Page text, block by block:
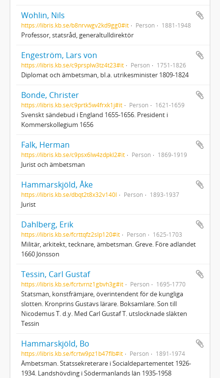
Wohlin, Nils
https://libris.kb.se/b8nrvwgv2kd9gg0#it Person 1881-1948
Professor, statsråd, generaltulldirektör
Engeström, Lars von
https://libris.kb.se/c9prsplw3tz4t23#it Person 1751-1826
Diplomat och ämbetsman, bl.a. utrikesminister 1809-1824
Bonde, Christer
https://libris.kb.se/c9prtk5w4frxk1j#it Person 1621-1659
Svenskt sändebud i England 1655-1656. President i
Kommerskollegium 1656
Falk, Herman
https://libris.kb.se/c9psx6lw4zdpkl2#it Person 1869-1919
Jurist och ämbetsman
Hammarskjöld, Åke
https://libris.kb.se/dbqt2t8x32v140l Person 1893-1937
Jurist
Dahlberg, Erik
https://libris.kb.se/fcrttqfz2slp120#it Person 1625-1703
Militär, arkitekt, tecknare, ämbetsman. Greve. Före adlandet
1660 Jönsson
Tessin, Carl Gustaf
https://libris.kb.se/fcrtvrnz1gbvh3g#it Person 1695-1770
Statsman, konstfrämjare, överintendent för de kungliga
slotten. Kronprins Gustavs lärare. Boksamlare. Son till
Nicodemus T. d.y. Med Carl Gustaf T. utslocknade släkten
Tessin
Hammarskjöld, Bo
https://libris.kb.se/fcrtw9pz1b47flb#it Person 1891-1974
Ämbetsman. Statssekreterare i Socialdepartementet 1926-
1934. Landshövding i Södermanlands län 1935-1958